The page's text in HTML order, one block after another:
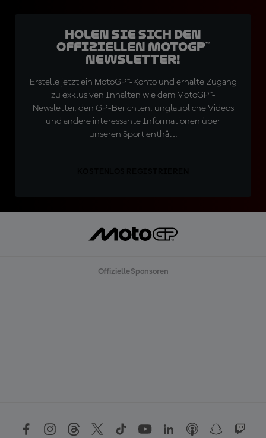
Holen Sie sich den
offiziellen MotoGP™
Newsletter!
Erstelle jetzt ein MotoGP™-Konto und erhalte Zugang
zu exklusiven Inhalten wie dem MotoGP™-
Newsletter, den GP-Berichten, unglaubliche Videos
und andere interessante Informationen über
unseren Sport enthält.
Offizielle Sponsoren